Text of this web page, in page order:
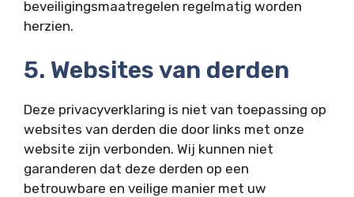
beveiligingsmaatregelen regelmatig worden
herzien.
5. Websites van derden
Deze privacyverklaring is niet van toepassing op
websites van derden die door links met onze
website zijn verbonden. Wij kunnen niet
garanderen dat deze derden op een
betrouwbare en veilige manier met uw